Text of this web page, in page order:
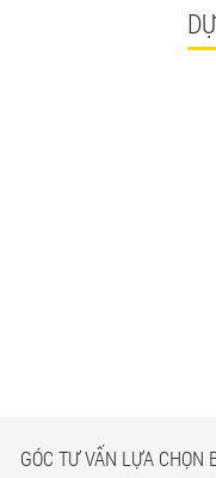
GÓC TƯ VẤN LỰA CHỌN